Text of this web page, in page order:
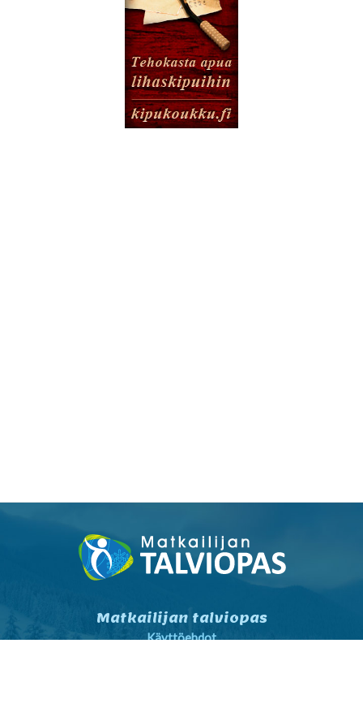
Matkailijan talviopas
Käyttöehdot